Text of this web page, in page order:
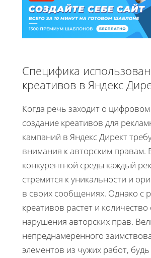
Специфика
креативов в Яндекс
Когда речь заходит о
создание креативов для
кампаний в Яндекс Директ
внимания к авторским правам.
конкурентной среды каждый
стремится к уникальности и
в своих сообщениях. Однако с
креативов растет и количество
нарушения авторских прав.
непреднамеренного
элементов из чужих работ, будь